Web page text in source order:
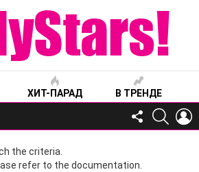
ХИТ-ПАРАД В ТРЕНДЕ
FOLLOW
US
the criteria.
refer to the documentation.